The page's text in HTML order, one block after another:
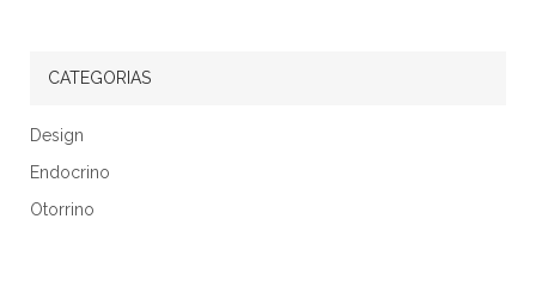
CATEGORIAS
Design
Endocrino
Otorrino